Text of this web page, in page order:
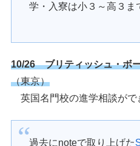
学・入寮は小３～高３ま
10/26 ブリティッシュ・ボ
（東京）
英国名門校の進学相談がで
過去にnoteで取り上げた